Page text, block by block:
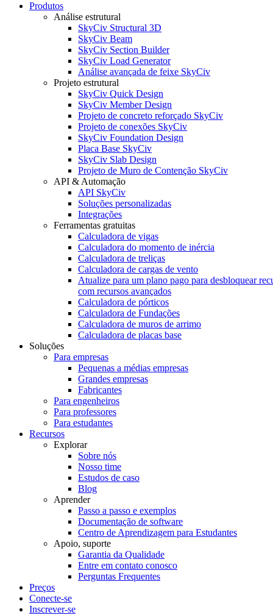
Produtos
Análise estrutural
SkyCiv Structural 3D
SkyCiv Beam
SkyCiv Section Builder
SkyCiv Load Generator
Análise avançada de feixe SkyCiv
Projeto estrutural
SkyCiv Quick Design
SkyCiv Member Design
Projeto de concreto reforçado SkyCiv
Projeto de conexões SkyCiv
SkyCiv Foundation Design
Placa Base SkyCiv
SkyCiv Slab Design
Projeto de Muro de Contenção SkyCiv
API & Automação
API SkyCiv
Soluções personalizadas
Integrações
Ferramentas gratuitas
Calculadora de vigas
Calculadora do momento de inércia
Calculadora de treliças
Calculadora de cargas de vento
Atualize para um plano pago para desbloquear
com recursos avançados
Calculadora de pórticos
Calculadora de Fundações
Calculadora de muros de arrimo
Calculadora de placas base
Soluções
Para empresas
Pequenas a médias empresas
Grandes empresas
Fabricantes
Para engenheiros
Para professores
Para estudantes
Recursos
Explorar
Sobre nós
Nosso time
Estudos de caso
Blog
Aprender
Passo a passo e exemplos
Documentação de software
Centro de Aprendizagem para Estudantes
Apoio, suporte
Garantia da Qualidade
Entre em contato conosco
Perguntas Frequentes
Preços
Conecte-se
Inscrever-se